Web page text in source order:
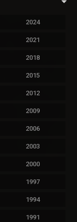
2024
2021
2018
2015
2012
2009
2006
2003
2000
1997
1994
1991